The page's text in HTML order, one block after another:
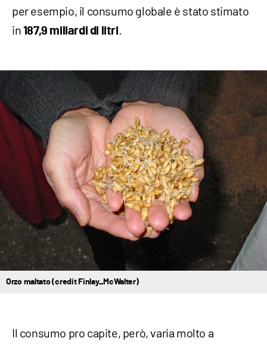
per esempio, il consumo globale è stato stimato
in 187,9 miliardi di litri.
Orzo maltato (credit Finlay_McWalter)
Il consumo pro capite, però, varia molto a